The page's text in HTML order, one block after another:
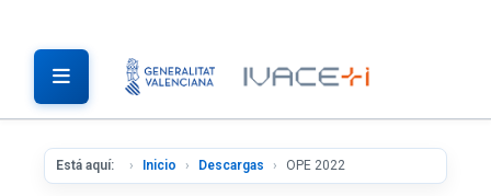
Está aquí: Inicio Descargas OPE 2022